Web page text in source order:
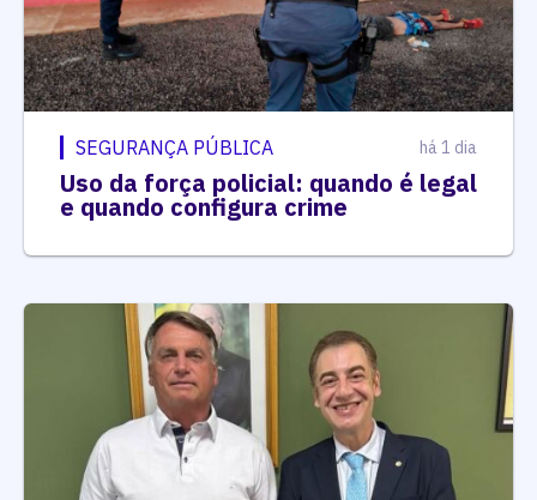
SEGURANÇA PÚBLICA há 1 dia
Uso da força policial: quando é legal
e quando configura crime